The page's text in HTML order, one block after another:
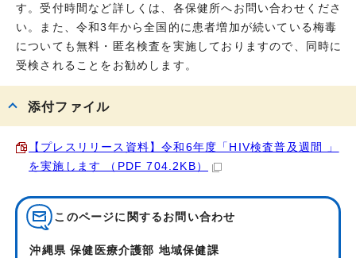
す。受付時間など詳しくは、各保健所へお問い合わせくださ
い。また、令和3年から全国的に患者増加が続いている梅毒
についても無料・匿名検査を実施しておりますので、同時に
受検されることをお勧めします。
添付ファイル
【プレスリリース資料】令和6年度「HIV検査普及週間 」
を実施します （PDF 704.2KB）
このページに関する お問い合わせ
沖縄県 保健医療介護部 地域保健課